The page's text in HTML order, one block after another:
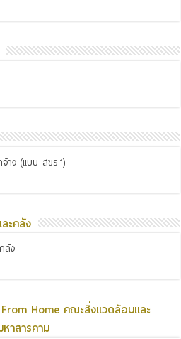
าง (แบบ สขร.1)
ะคลัง
ลัง
Home คณะสิ่งแวดล้อมและ
าสารคาม